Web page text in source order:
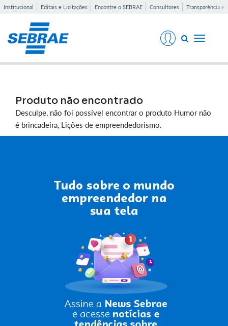
Institucional Editais e Licitações Encontre o SEBRAE Consultores Transparência e
Toggle
Produto não encontrado
Desculpe, não foi possível encontrar o produto Humor não
é brincadeira, Lições de empreendedorismo.